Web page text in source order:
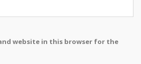
and website in this browser for the